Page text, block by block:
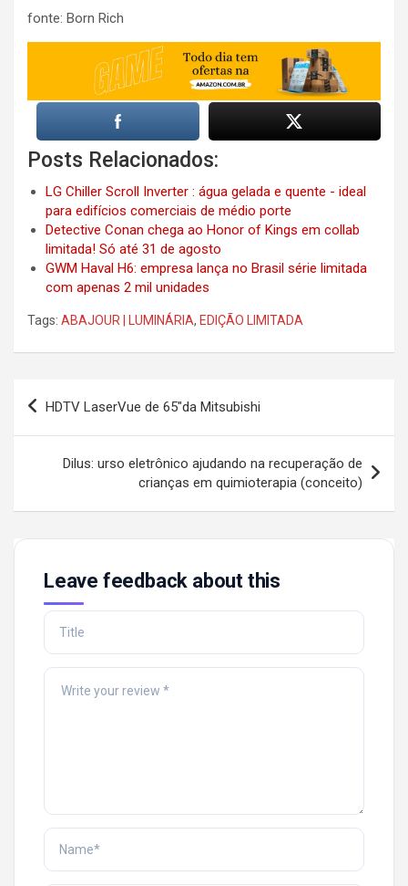
fonte: Born Rich
Posts Relacionados:
LG Chiller Scroll Inverter : água gelada e quente - ideal
para edifícios comerciais de médio porte
Detective Conan chega ao Honor of Kings em collab
limitada! Só até 31 de agosto
GWM Haval H6: empresa lança no Brasil série limitada
com apenas 2 mil unidades
Tags: ABAJOUR | LUMINÁRIA, EDIÇÃO LIMITADA
Post
HDTV LaserVue de 65″da Mitsubishi
Dilus: urso eletrônico ajudando na recuperação de
crianças em quimioterapia (conceito)
Leave feedback about this